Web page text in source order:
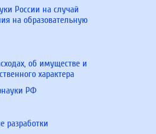
России на случай
на образовательную
об имуществе и
характера
РФ
разработки